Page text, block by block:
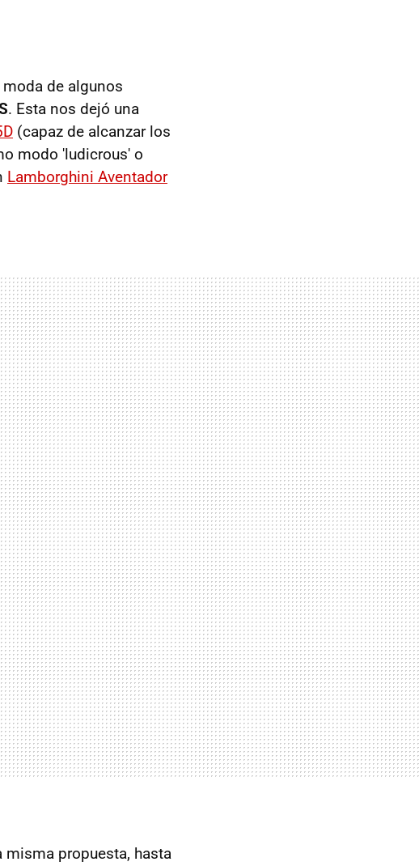
de algunos
. Esta nos dejó una
(capaz de alcanzar los
modo 'ludicrous' o
Lamborghini Aventador
propuesta, hasta